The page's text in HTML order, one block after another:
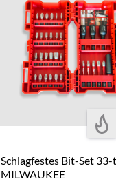
Schlagfestes Bit-Set
MILWAUKEE